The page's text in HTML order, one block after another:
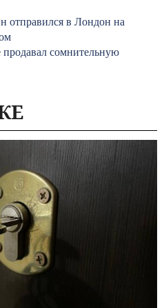
отправился в Лондон на
сомнительную